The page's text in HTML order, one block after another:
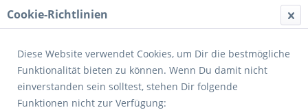
Menü
Übersicht Fahrradbrillen
Cookie-Richtlinien
Diese Website verwendet Cookies, um Dir die bestmögliche
Funktionalität bieten zu können. Wenn Du damit nicht
einverstanden sein solltest, stehen Dir folgende
Funktionen nicht zur Verfügung: